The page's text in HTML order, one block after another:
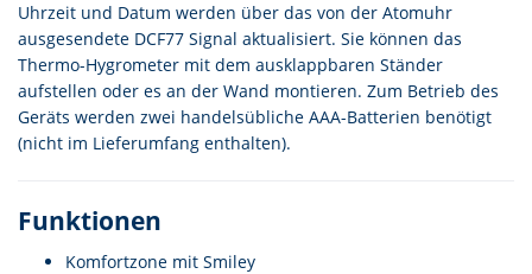
Uhrzeit und Datum werden über das von der Atomuhr
ausgesendete DCF77 Signal aktualisiert. Sie können das
Thermo-Hygrometer mit dem ausklappbaren Ständer
aufstellen oder es an der Wand montieren. Zum Betrieb des
Geräts werden zwei handelsübliche AAA-Batterien benötigt
(nicht im Lieferumfang enthalten).
Funktionen
Komfortzone mit Smiley